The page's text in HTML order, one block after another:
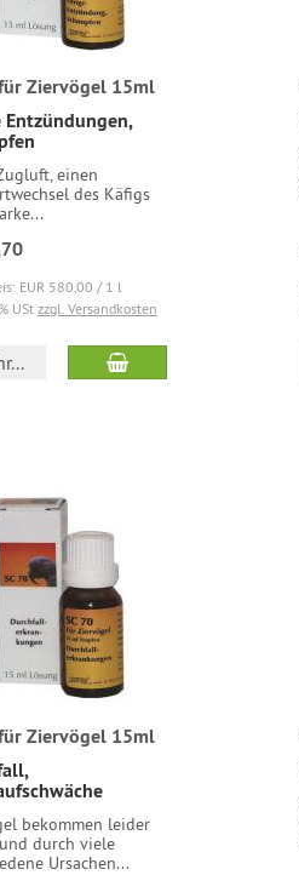
Ziervögel 15ml
Entzündungen,
einen
des Käfigs
EUR 580,00 / 1 l
UStzzgl. Versandkosten
Ziervögel 15ml
bekommen leider
durch viele
Ursachen...